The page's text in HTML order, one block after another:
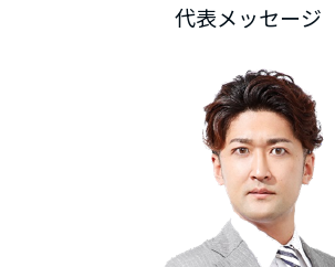
代表メッセージ